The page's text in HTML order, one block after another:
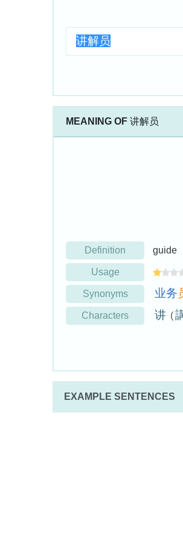
MEANING OF 讲解员
Definition guide
Usage
Synonyms 业务
Characters 讲 (
EXAMPLE SENTENCES